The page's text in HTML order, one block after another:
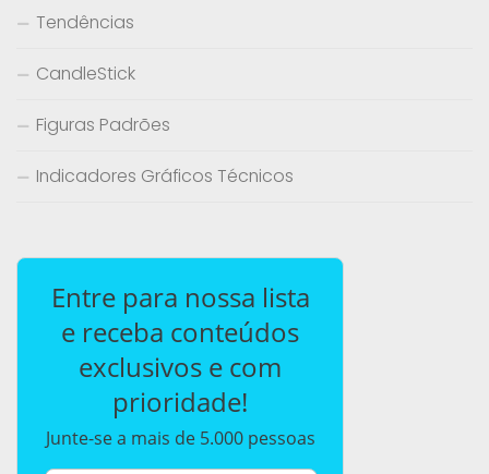
Tendências
CandleStick
Figuras Padrões
Indicadores Gráficos Técnicos
Entre para nossa lista
e receba conteúdos
exclusivos e com
prioridade!
Junte-se a mais de 5.000 pessoas